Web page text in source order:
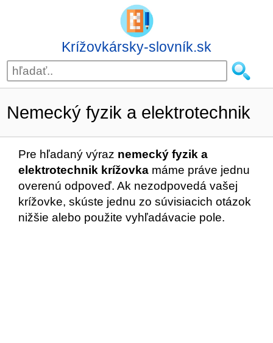
Krížovkársky-slovník.sk
Nemecký fyzik a elektrotechnik
Pre hľadaný výraz nemecký fyzik a
elektrotechnik krížovka máme práve jednu
overenú odpoveď. Ak nezodpovedá vašej
krížovke, skúste jednu zo súvisiacich otázok
nižšie alebo použite vyhľadávacie pole.